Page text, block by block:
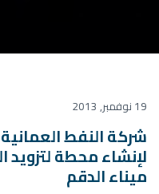
19 نوفمبر, 2013
شركة النفط
لإنشاء محطة
ميناء الدقم